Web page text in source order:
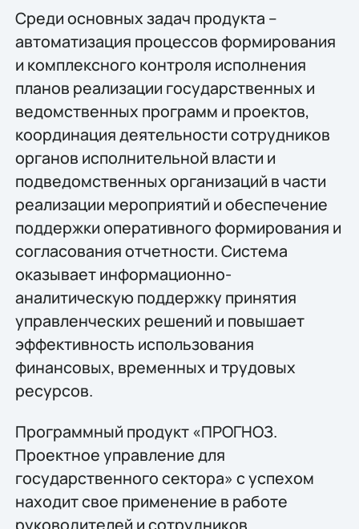
Среди основных задач продукта –
автоматизация процессов формирования
и комплексного контроля исполнения
планов реализации государственных и
ведомственных программ и проектов,
координация деятельности сотрудников
органов исполнительной власти и
подведомственных организаций в части
реализации мероприятий и обеспечение
поддержки оперативного формирования и
согласования отчетности. Система
оказывает информационно-
аналитическую поддержку принятия
управленческих решений и повышает
эффективность использования
финансовых, временных и трудовых
ресурсов.
Программный продукт «ПРОГНОЗ.
Проектное управление для
государственного сектора» с успехом
находит свое применение в работе